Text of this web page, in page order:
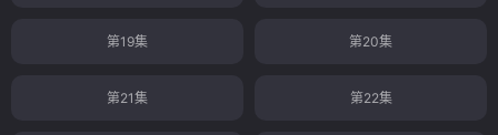
第19集 第20集
第21集 第22集